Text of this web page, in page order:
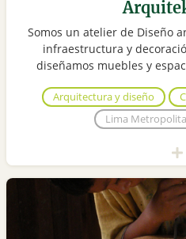
Somos un atelier de Diseño
infraestructura y
diseñamos muebles y
Arquitectura y diseño
Lima